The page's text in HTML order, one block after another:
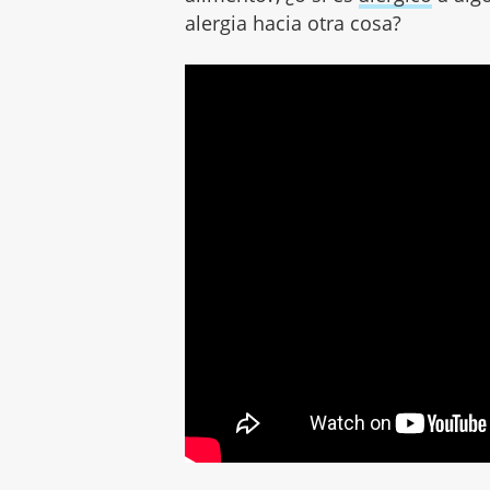
alergia hacia otra cosa?